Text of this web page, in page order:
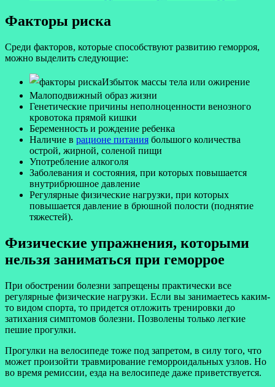
Факторы риска
Среди факторов, которые способствуют развитию геморроя,
можно выделить следующие:
Избыток массы тела или ожирение
Малоподвижный образ жизни
Генетические причины неполноценности венозного
кровотока прямой кишки
Беременность и рождение ребенка
Наличие в рационе питания большого количества
острой, жирной, соленой пищи
Употребление алкоголя
Заболевания и состояния, при которых повышается
внутрибрюшное давление
Регулярные физические нагрузки, при которых
повышается давление в брюшной полости (поднятие
тяжестей).
Физические упражнения, которыми
нельзя заниматься при геморрое
При обострении болезни запрещены практически все
регулярные физические нагрузки. Если вы занимаетесь каким-
то видом спорта, то придется отложить тренировки до
затихания симптомов болезни. Позволены только легкие
пешие прогулки.
Прогулки на велосипеде тоже под запретом, в силу того, что
может произойти травмирование геморроидальных узлов. Но
во время ремиссии, езда на велосипеде даже приветствуется.